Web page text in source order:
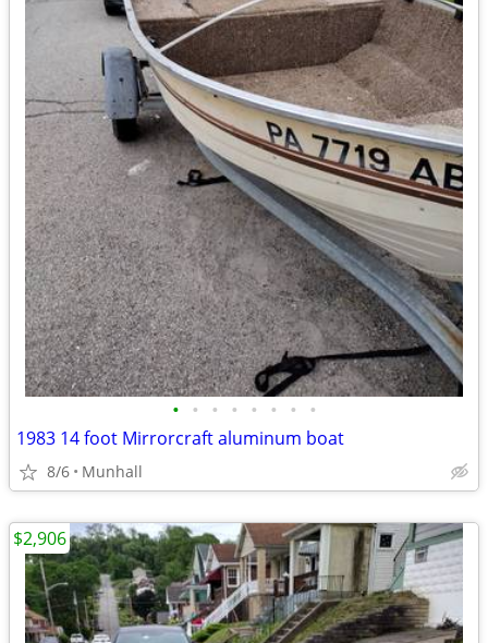
• • • • • • • •
1983 14 foot Mirrorcraft aluminum boat
8/6 Munhall
$2,906